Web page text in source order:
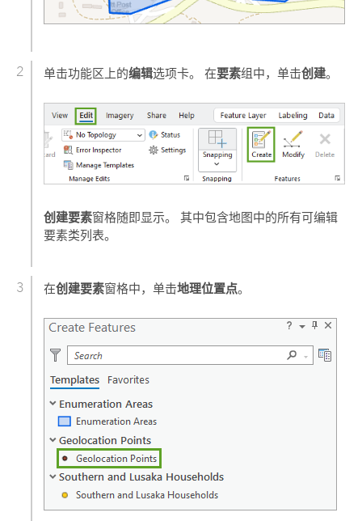
单击功能区上的编辑选项卡。 在要素组中，单击创建。
创建要素窗格随即显示。 其中包含地图中的所有可编辑
要素类列表。
在创建要素窗格中，单击地理位置点。